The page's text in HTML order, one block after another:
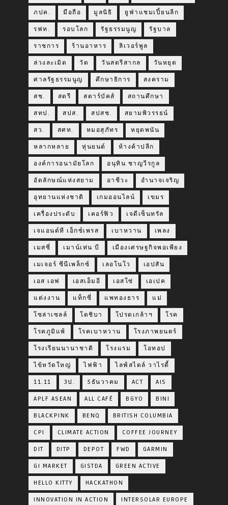
ภปค. มือถือ มูลนิธิ ยูฟ่าแชมเปี้ยนลีก
รฟท. รอบโลก รัฐธรรมนูญ รัฐบาล
ราชการ ร้านอาหาร ลิเวอร์พูล
ล่วงละเมิด วัด วันสตรีสากล วันหยุด
ศาลรัฐธรรมนูญ ศึกษาธิการ สงคราม
สช. สตรี สตาร์บัคส์ สถานศึกษา
สทป. สปส. สปสช. สยามพิวรรธน์
สว. สศท. หมอสุภัทร หยุดพนัน
หลากหลาย หุ่นยนต์ ห้างค้าปลีก
องค์การอนามัยโลก อนุทิน ชาญวีรกูล
อัตลักษณ์แห่งสยาม อาชีวะ อำนาจเจริญ
อุทยานแห่งชาติ เกมออนไลน์ เขมร
เครื่องประดับ เคอร์ฟิว เจดีเซ็นทรัล
เจแอนด์ที เอ็กซ์เพรส เบาหวาน เพลง
เมสซี่ เมาน์เท่น บี เมืองเศรษฐกิจพอเพียง
เมเจอร์ ซีนีเพล็กซ์ เลอโนโว เอปสัน
เอส เอฟ เอสเอ็มอี เอสโซ่ เอเปค
แต่งงาน แท็กซี่ แพทองธาร แม่
โซล่าเซลล์ โตชิบา โปรดเกล้าฯ โรค
โรคภูมิแพ้ โรคเบาหวาน โรงภาพยนตร์
โรงเรียนนานาชาติ โรงแรม โอทอป
ไข้หวัดใหญ่ ไฟฟ้า ไลฟ์สไตล์ วาไรตี้
11.11 3ป. 5ธันวาคม ACT AIS
APLF ASEAN ALL CAFÉ BGYO BINI
BLACKPINK BENQ BRITISH COLUMBIA
CPI CLIMATE ACTION COFFEE JOURNEY
DIT DITP DEPOT FWD GARMIN
GI MARKET GISTDA GREEN ACTIVE
HELLO KITTY HACKATHON
INNOVATION IN ACTION INTERSOLAR EUROPE